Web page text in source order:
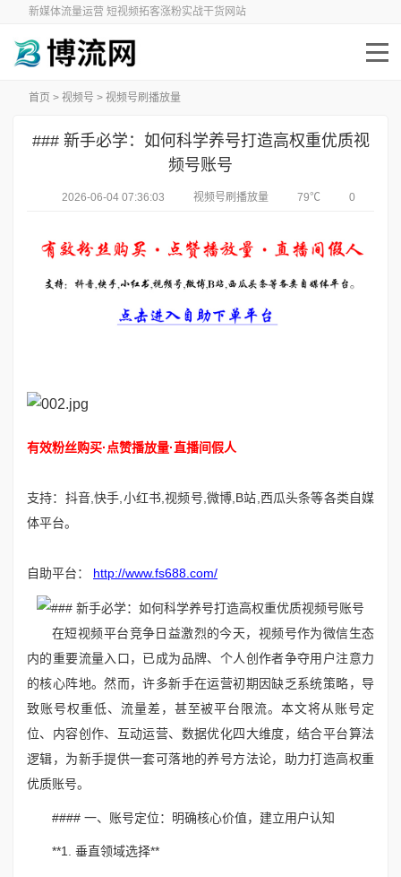
新媒体流量运营 短视频拓客涨粉实战干货网站
首页 > 视频号 > 视频号刷播放量
### 新手必学：如何科学养号打造高权重优质视
频号账号
2026-06-04 07:36:03 视频号刷播放量 79℃ 0
有效粉丝购买·点赞播放量·直播间假人
支持：抖音,快手,小红书,视频号,微博,B站,西瓜头条等各类自媒
体平台。
自助平台： http://www.fs688.com/
在短视频平台竞争日益激烈的今天，视频号作为微信生态
内的重要流量入口，已成为品牌、个人创作者争夺用户注意力
的核心阵地。然而，许多新手在运营初期因缺乏系统策略，导
致账号权重低、流量差，甚至被平台限流。本文将从账号定
位、内容创作、互动运营、数据优化四大维度，结合平台算法
逻辑，为新手提供一套可落地的养号方法论，助力打造高权重
优质账号。
#### 一、账号定位：明确核心价值，建立用户认知
**1. 垂直领域选择**